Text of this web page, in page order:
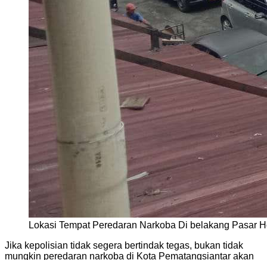
Lokasi Tempat Peredaran Narkoba Di belakang Pasar
Jika kepolisian tidak segera bertindak tegas, bukan tidak
mungkin peredaran narkoba di Kota Pematangsiantar akan